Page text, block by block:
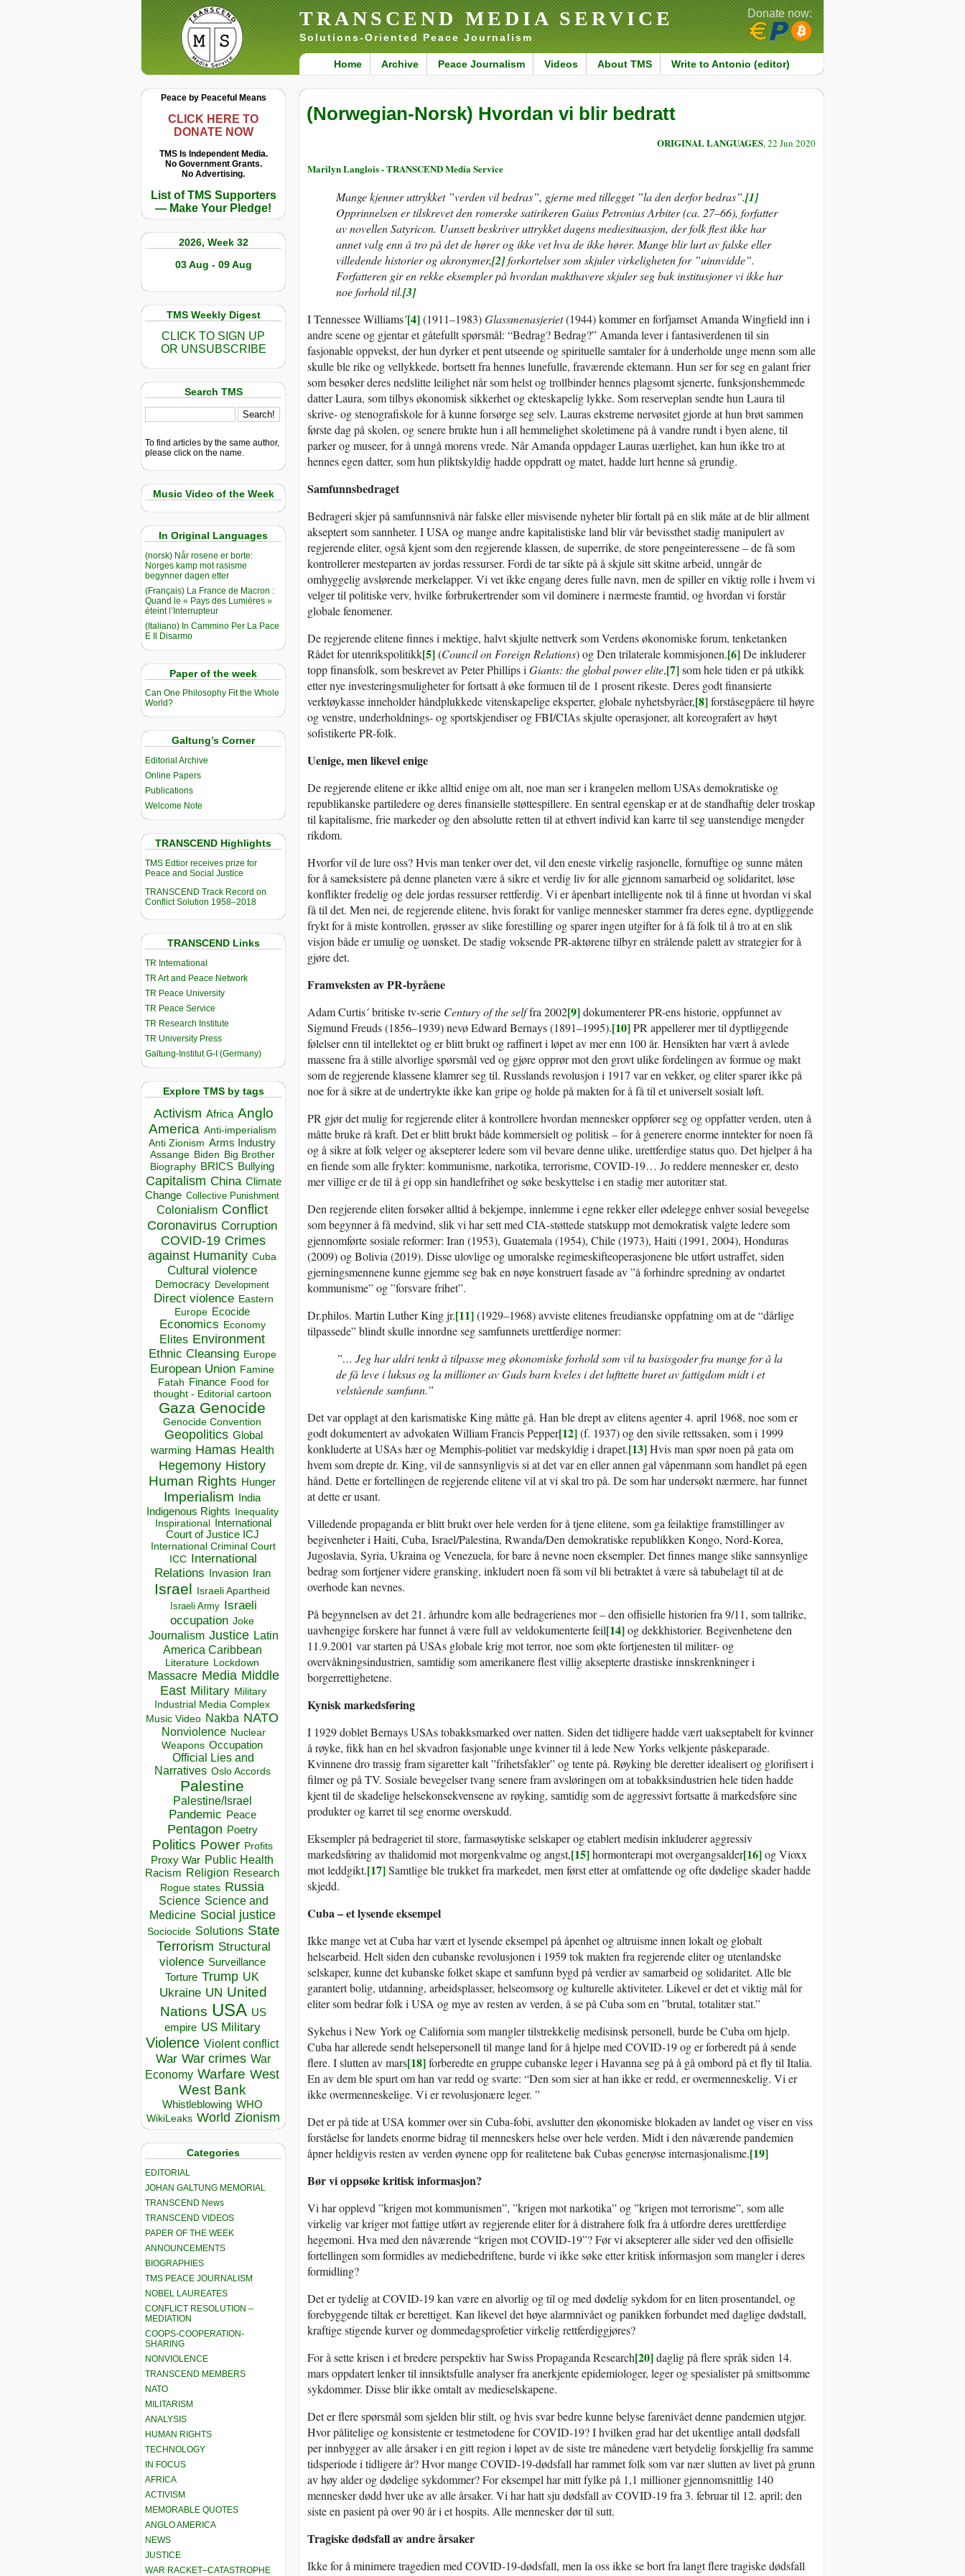
TRANSCEND MEDIA SERVICE
Solutions-Oriented Peace Journalism
Home Archive Peace Journalism Videos About TMS Write to Antonio (editor)
Donate now:
Peace by Peaceful Means
CLICK HERE TO
DONATE NOW
TMS Is Independent Media.
No Government Grants.
No Advertising.
List of TMS Supporters
— Make Your Pledge!
2026, Week 32
03 Aug - 09 Aug
TMS Weekly Digest
CLICK TO SIGN UP
OR UNSUBSCRIBE
Search TMS
To find articles by the same author,
please click on the name.
Music Video of the Week
In Original Languages
(norsk) Når rosene er borte:
Norges kamp mot rasisme
begynner dagen etter
(Français) La France de Macron :
Quand le « Pays des Lumières »
éteint l’Interrupteur
(Italiano) In Cammino Per La Pace
E Il Disarmo
Paper of the week
Can One Philosophy Fit the Whole
World?
Galtung’s Corner
Editorial Archive
Online Papers
Publications
Welcome Note
TRANSCEND Highlights
TMS Edtior receives prize for
Peace and Social Justice
TRANSCEND Track Record on
Conflict Solution 1958–2018
TRANSCEND Links
TR International
TR Art and Peace Network
TR Peace University
TR Peace Service
TR Research Institute
TR University Press
Galtung-Institut G-I (Germany)
Explore TMS by tags
Activism Africa Anglo
America Anti-imperialism
Anti Zionism Arms Industry
Assange Biden Big Brother
Biography BRICS Bullying
Capitalism China Climate
Change Collective Punishment
Colonialism Conflict
Coronavirus Corruption
COVID-19 Crimes
against Humanity Cuba
Cultural violence
Democracy Development
Direct violence Eastern
Europe Ecocide
Economics Economy
Elites Environment
Ethnic Cleansing Europe
European Union Famine
Fatah Finance Food for
thought - Editorial cartoon
Gaza Genocide
Genocide Convention
Geopolitics Global
warming Hamas Health
Hegemony History
Human Rights Hunger
Imperialism India
Indigenous Rights Inequality
Inspirational
International
Court of Justice ICJ
International Criminal Court
ICC
International
Relations
Invasion Iran
Israel Israeli Apartheid
Israeli Army Israeli
occupation Joke
Journalism Justice Latin
America Caribbean
Literature Lockdown
Massacre Media Middle
East Military Military
Industrial Media Complex
Music Video Nakba NATO
Nonviolence Nuclear
Weapons Occupation
Official Lies and
Narratives Oslo Accords
Palestine
Palestine/Israel
Pandemic Peace
Pentagon Poetry
Politics Power Profits
Proxy War Public Health
Racism Religion Research
Rogue states Russia
Science Science and
Medicine Social justice
Sociocide Solutions State
Terrorism Structural
violence Surveillance
Torture Trump UK
Ukraine UN United
Nations USA US
empire US Military
Violence Violent conflict
War War crimes War
Economy Warfare West
West Bank
Whistleblowing WHO
WikiLeaks World Zionism
Categories
EDITORIAL
JOHAN GALTUNG MEMORIAL
TRANSCEND News
TRANSCEND VIDEOS
PAPER OF THE WEEK
ANNOUNCEMENTS
BIOGRAPHIES
TMS PEACE JOURNALISM
NOBEL LAUREATES
CONFLICT RESOLUTION –
MEDIATION
COOPS-COOPERATION-
SHARING
NONVIOLENCE
TRANSCEND MEMBERS
NATO
MILITARISM
ANALYSIS
HUMAN RIGHTS
TECHNOLOGY
IN FOCUS
AFRICA
ACTIVISM
MEMORABLE QUOTES
ANGLO AMERICA
NEWS
JUSTICE
WAR RACKET–CATASTROPHE
(Norwegian-Norsk) Hvordan vi blir bedratt
ORIGINAL LANGUAGES, 22 Jun 2020
Marilyn Langlois - TRANSCEND Media Service
Mange kjenner uttrykket ”verden vil bedras”, gjerne med tillegget ”la den derfor bedras”.[1]
Opprinnelsen er tilskrevet den romerske satirikeren Gaius Petronius Arbiter (ca. 27–66), forfatter
av novellen Satyricon. Uansett beskriver uttrykket dagens mediesituasjon, der folk flest ikke har
annet valg enn å tro på det de hører og ikke vet hva de ikke hører. Mange blir lurt av falske eller
villedende historier og akronymer,[2]forkortelser som skjuler virkeligheten for ”uinnvidde”.
Forfatteren gir en rekke eksempler på hvordan makthavere skjuler seg bak institusjoner vi ikke har
noe forhold til.[3]
I Tennessee Williams´[4](1911–1983)Glassmenasjeriet(1944) kommer en forfjamset Amanda Wingfield inn i
andre scene og gjentar et gåtefullt spørsmål: “Bedrag? Bedrag?” Amanda lever i fantasiverdenen til sin
fasjonable oppvekst, der hun dyrker et pent utseende og spirituelle samtaler for å underholde unge menn som alle
skulle ble rike og vellykkede, bortsett fra hennes lunefulle, fraværende ektemann. Hun ser for seg en galant frier
som besøker deres nedslitte leilighet når som helst og trollbinder hennes plagsomt sjenerte, funksjonshemmede
datter Laura, som tilbys økonomisk sikkerhet og ekteskapelig lykke. Som reserveplan sendte hun Laura til
skrive- og stenografiskole for å kunne forsørge seg selv. Lauras ekstreme nervøsitet gjorde at hun brøt sammen
første dag på skolen, og senere brukte hun i all hemmelighet skoletimene på å vandre rundt i byen alene, til
parker og museer, for å unngå morens vrede. Når Amanda oppdager Lauras uærlighet, kan hun ikke tro at
hennes egen datter, som hun pliktskyldig hadde oppdratt og matet, hadde lurt henne så grundig.
Samfunnsbedraget
Bedrageri skjer på samfunnsnivå når falske eller misvisende nyheter blir fortalt på en slik måte at de blir allment
akseptert som sannheter. I USA og mange andre kapitalistiske land blir vår bevissthet stadig manipulert av
regjerende eliter, også kjent som den regjerende klassen, de superrike, de store pengeinteressene – de få som
kontrollerer mesteparten av jordas ressurser. Fordi de tar sikte på å skjule sitt skitne arbeid, unngår de
omhyggelig avslørende merkelapper. Vi vet ikke engang deres fulle navn, men de spiller en viktig rolle i hvem vi
velger til politiske verv, hvilke forbrukertrender som vil dominere i nærmeste framtid, og hvordan vi forstår
globale fenomener.
De regjerende elitene finnes i mektige, halvt skjulte nettverk som Verdens økonomiske forum, tenketanken
Rådet for utenrikspolitikk[5](Council on Foreign Relations) og Den trilaterale kommisjonen.[6]De inkluderer
topp finansfolk, som beskrevet av Peter Phillips iGiants: the global power elite,[7]som hele tiden er på utkikk
etter nye investeringsmuligheter for fortsatt å øke formuen til de 1 prosent rikeste. Deres godt finansierte
verktøykasse inneholder håndplukkede vitenskapelige eksperter, globale nyhetsbyråer,[8]forståsegpåere til høyre
og venstre, underholdnings- og sportskjendiser og FBI/CIAs skjulte operasjoner, alt koreografert av høyt
sofistikerte PR-folk.
Uenige, men likevel enige
De regjerende elitene er ikke alltid enige om alt, noe man ser i krangelen mellom USAs demokratiske og
republikanske partiledere og deres finansielle støttespillere. En sentral egenskap er at de standhaftig deler troskap
til kapitalisme, frie markeder og den absolutte retten til at ethvert individ kan karre til seg uanstendige mengder
rikdom.
Hvorfor vil de lure oss? Hvis man tenker over det, vil den eneste virkelig rasjonelle, fornuftige og sunne måten
for å sameksistere på denne planeten være å sikre et verdig liv for alle gjennom samarbeid og solidaritet, løse
konflikter fredelig og dele jordas ressurser rettferdig. Vi er åpenbart intelligente nok til å finne ut hvordan vi skal
få til det. Men nei, de regjerende elitene, hvis forakt for vanlige mennesker stammer fra deres egne, dyptliggende
frykt for å miste kontrollen, grøsser av slike forestilling og sparer ingen utgifter for å få folk til å tro at en slik
visjon både er umulig og uønsket. De stadig voksende PR-aktørene tilbyr en strålende palett av strategier for å
gjøre det.
Framveksten av PR-byråene
Adam Curtis´ britiske tv-serie Century of the selffra 2002[9]dokumenterer PR-ens historie, oppfunnet av
Sigmund Freuds (1856–1939) nevø Edward Bernays (1891–1995).[10]PR appellerer mer til dyptliggende
følelser enn til intellektet og er blitt brukt og raffinert i løpet av mer enn 100 år. Hensikten har vært å avlede
massene fra å stille alvorlige spørsmål ved og gjøre opprør mot den grovt ulike fordelingen av formue og makt
som de regjerende klassene klamrer seg til. Russlands revolusjon i 1917 var en vekker, og eliter sparer ikke på
noe for å sikre at de undertrykte ikke kan gripe og holde på makten for å få til et universelt sosialt løft.
PR gjør det mulig for regjerende eliter å kontrollere hvordan mennesker oppfører seg og oppfatter verden, uten å
måtte bruke rå kraft. Det er blitt brukt både kommersielt og politisk – for å generere enorme inntekter for noen få
og å sikre at folk velger og aksepterer ledere som vil bevare denne ulike, urettferdige status quo. Det hjelper å ha
en fiende som alle frykter: kommunisme, narkotika, terrorisme, COVID-19… Jo reddere mennesker er, desto
mer villige er de til å gi opp sin handlefrihet og søke beskyttelse i en stadig mer autoritær stat.
Den regjerende eliten forsøker alltid å bekjempe, innlemme i egne rekker eller ødelegge enhver sosial bevegelse
som begynner å få medvind, slik vi har sett med CIA-støttede statskupp mot demokratisk valgte ledere som
gjennomførte sosiale reformer: Iran (1953), Guatemala (1954), Chile (1973), Haiti (1991, 2004), Honduras
(2009) og Bolivia (2019). Disse ulovlige og umoralske regimeskifteoperasjonene ble utført ustraffet, siden
gjerningsmennene kunne gjemme seg bak en nøye konstruert fasade av ”å forhindre spredning av ondartet
kommunisme” og ”forsvare frihet”.
Dr.philos. Martin Luther King jr.[11](1929–1968) avviste elitenes freudianske oppfatning om at de “dårlige
tilpassede” blindt skulle innordne seg samfunnets urettferdige normer:
”… Jeg har aldri tenkt å tilpasse meg økonomiske forhold som vil ta basisgoder fra mange for å la
de få leve i luksus og la millioner av Guds barn kveles i det lufttette buret av fattigdom midt i et
velstående samfunn.”
Det var opplagt at den karismatiske King måtte gå. Han ble drept av elitens agenter 4. april 1968, noe som er
godt dokumentert av advokaten William Francis Pepper[12](f. 1937) og den sivile rettssaken, som i 1999
konkluderte at USAs hær og Memphis-politiet var medskyldig i drapet.[13]Hvis man spør noen på gata om
hvem som drepte dr. King, vil de sannsynligvis si at det var en eller annen gal våpenmann som handlet på egen
hånd. Dette er fortellingen de regjerende elitene vil at vi skal tro på. De som har undersøkt nærmere, har funnet
at dette er usant.
Villedende propaganda er blitt brukt over hele verden for å tjene elitene, som ga feilaktige framstillinger av
begivenheter i Haiti, Cuba, Israel/Palestina, Rwanda/Den demokratiske republikken Kongo, Nord-Korea,
Jugoslavia, Syria, Ukraina og Venezuela, for bare å nevne noen eksempler. Det finnes mange slike sannsynlige
bedrag som fortjener videre gransking, inkludert noen få som vil bli betraktet å være så tabubelagt til at de
overhode kan nevnes.
På begynnelsen av det 21. århundre kom alle bedragerienes mor – den offisielle historien fra 9/11, som tallrike,
uavhengige forskere har funnet å være full av veldokumenterte feil[14]og dekkhistorier. Begivenhetene den
11.9.2001 var starten på USAs globale krig mot terror, noe som økte fortjenesten til militær- og
overvåkningsindustrien, samtidig som amerikanere flest villig aksepterte drastiske innskrenkninger i
borgerrettighetene.
Kynisk markedsføring
I 1929 doblet Bernays USAs tobakksmarked over natten. Siden det tidligere hadde vært uakseptabelt for kvinner
å røyke, fikk han en hel skvadron fasjonable unge kvinner til å lede New Yorks velkjente påskeparade.
Kvinnene dro trassig fram sigaretter kalt ”frihetsfakler” og tente på. Røyking ble deretter idealisert og glorifisert i
filmer og på TV. Sosiale bevegelser tvang senere fram avsløringen om at tobakksindustrien hele tiden hadde
kjent til de skadelige helsekonsekvensene av røyking, samtidig som de aggressivt fortsatte å markedsføre sine
produkter og karret til seg enorme overskudd.
Eksempler på bedrageriet til store, farmasøytiske selskaper og etablert medisin inkluderer aggressiv
markedsføring av thalidomid mot morgenkvalme og angst,[15]hormonterapi mot overgangsalder[16]og Vioxx
mot leddgikt.[17]Samtlige ble trukket fra markedet, men først etter at omfattende og ofte dødelige skader hadde
skjedd.
Cuba – et lysende eksempel
Ikke mange vet at Cuba har vært et lysende eksempel på åpenhet og altruisme innen lokalt og globalt
helsearbeid. Helt siden den cubanske revolusjonen i 1959 tok makten fra regjerende eliter og utenlandske
selskaper, kunne det kubanske folket skape et samfunn bygd på verdier av samarbeid og solidaritet. Alle ble
garantert bolig, utdanning, arbeidsplasser, helseomsorg og kulturelle aktiviteter. Likevel er det et viktig mål for
eliter som bedrar folk i USA og mye av resten av verden, å se på Cuba som en ”brutal, totalitær stat.”
Sykehus i New York og California som mangler tilstrekkelig medisinsk personell, burde be Cuba om hjelp.
Cuba har allerede sendt helsepersonell til mange land for å hjelpe med COVID-19 og er forberedt på å sende
flere. I slutten av mars[18]forberedte en gruppe cubanske leger i Havanna seg på å gå ombord på et fly til Italia.
En av dem ble spurt om han var redd og svarte: “Den som sier at han ikke er redd, er overmenneskelig. Vi er
ikke overmenneskelige. Vi er revolusjonære leger. ”
Det er på tide at USA kommer over sin Cuba-fobi, avslutter den økonomiske blokaden av landet og viser en viss
forståelse for landets enorme bidrag til menneskers helse over hele verden. Midt i den nåværende pandemien
åpner heldigvis resten av verden øynene opp for realitetene bak Cubas generøse internasjonalisme.[19]
Bør vi oppsøke kritisk informasjon?
Vi har opplevd ”krigen mot kommunismen”, ”krigen mot narkotika” og ”krigen mot terrorisme”, som alle
virkelig var kriger mot fattige utført av regjerende eliter for å distrahere folk fra å utfordre deres urettferdige
hegemoni. Hva med den nåværende “krigen mot COVID-19”? Før vi aksepterer alle sider ved den offisielle
fortellingen som formidles av mediebedriftene, burde vi ikke søke etter kritisk informasjon som mangler i deres
formidling?
Det er tydelig at COVID-19 kan være en alvorlig og til og med dødelig sykdom for en liten prosentandel, og
forebyggende tiltak er berettiget. Kan likevel det høye alarmnivået og panikken forbundet med daglige dødstall,
kraftige stigende kurver og dommedagsprofetier virkelig rettferdiggjøres?
For å sette krisen i et bredere perspektiv har Swiss Propaganda Research[20]daglig på flere språk siden 14.
mars oppdatert lenker til innsiktsfulle analyser fra anerkjente epidemiologer, leger og spesialister på smittsomme
sykdommer. Disse blir ikke omtalt av medieselskapene.
Det er flere spørsmål som sjelden blir stilt, og hvis svar bedre kunne belyse farenivået denne pandemien utgjør.
Hvor pålitelige og konsistente er testmetodene for COVID-19? I hvilken grad har det ukentlige antall dødsfall
per innbygger av alle årsaker i en gitt region i løpet av de siste tre månedene vært betydelig forskjellig fra samme
tidsperiode i tidligere år? Hvor mange COVID-19-dødsfall har rammet folk som var nær slutten av livet på grunn
av høy alder og dødelige sykdommer? For eksempel har mitt fylke på 1,1 millioner gjennomsnittlig 140
mennesker dødd hver uke av alle årsaker. Vi har hatt sju dødsfall av COVID-19 fra 3. februar til 12. april; den
siste en pasient på over 90 år i et hospits. Alle mennesker dør til sutt.
Tragiske dødsfall av andre årsaker
Ikke for å minimere tragedien med COVID-19-dødsfall, men la oss ikke se bort fra langt flere tragiske dødsfall